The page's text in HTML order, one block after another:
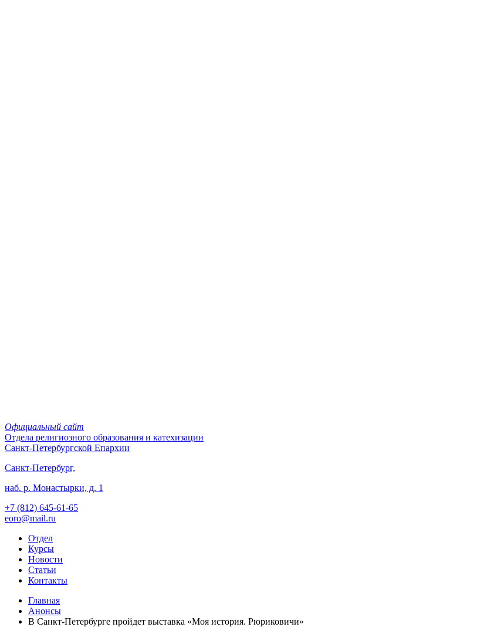
Официальный сайт
Отдела религиозного образования и катехизации
Санкт-Петербургской Епархии
Санкт-Петербург,
наб. р. Монастырки, д. 1
+7 (812) 645-61-65
eoro@mail.ru
Отдел
Курсы
Новости
Статьи
Контакты
Главная
Анонсы
В Санкт-Петербурге пройдет выставка «Моя история. Рюриковичи»